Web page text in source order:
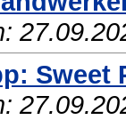
Sweet